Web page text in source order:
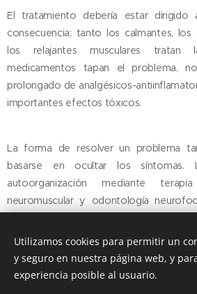
El tratamiento debería estar
consecuencia; tanto los calmantes,
los relajantes musculares tratan
medicamentos tapan el problema,
prolongado de analgésicos-
importantes efectos tóxicos.
La forma de resolver un problema
basarse en ocultar los síntomas.
autoorganización mediante
neuromuscular y odontología
Utilizamos cookies para permitir un
y seguro en nuestra página web, y
experiencia posible al usuario.